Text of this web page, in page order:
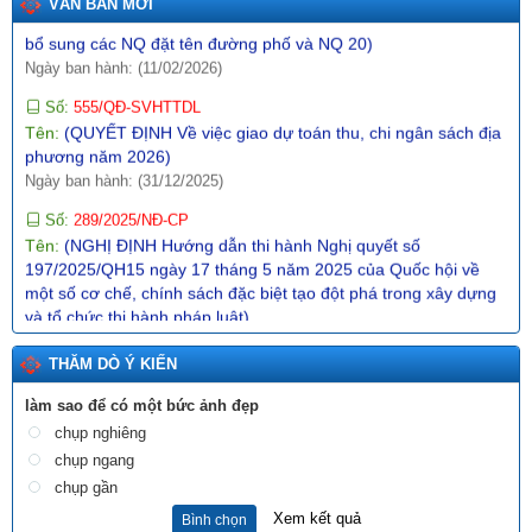
VĂN BẢN MỚI
Số:555/QĐ-SVHTTDL
Tên:(QUYẾT ĐỊNH Về việc giao dự toán thu, chi ngân sách địa
phương năm 2026)
Số:289/2025/NĐ-CP
Tên:(NGHỊ ĐỊNH Hướng dẫn thi hành Nghị quyết số
197/2025/QH15 ngày 17 tháng 5 năm 2025 của Quốc hội về
và tổ chức thi hành pháp luật)
Ngày ban hành: (10/12/2025)
Số:1987/SVHTTDL-VP
Tên: (V/v định hướng nội dung phổ biến, giáo dục pháp luật
tháng 6 năm 2026)
Ngày ban hành: (03/06/2026)
Tên:(BÀI TRUYỀN THÔNG DỰ THẢO NGHỊ QUYẾT QUY
ĐỊNH NỘI DUNG, MỨC CHI MỘT SỐ HOẠT ĐỘNG VĂN HÓA,
NGHỆ THUẬT TRÊN ĐỊA BÀN TỈNH LAI CHÂU)
Ngày ban hành: (12/11/2025)
15/2025/TT-BTP
THĂM DÒ Ý KIẾN
làm sao để có một bức ảnh đẹp
chụp nghiêng
chụp ngang
chụp gần
Bình chọn Xem kết quả